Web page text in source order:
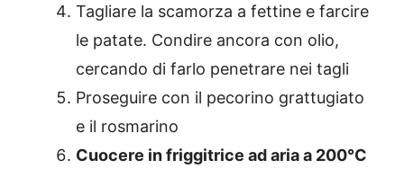
Tagliare la scamorza a fettine e farcire
le patate. Condire ancora con olio,
cercando di farlo penetrare nei tagli
Proseguire con il pecorino grattugiato
e il rosmarino
Cuocere in friggitrice ad aria a 200°C